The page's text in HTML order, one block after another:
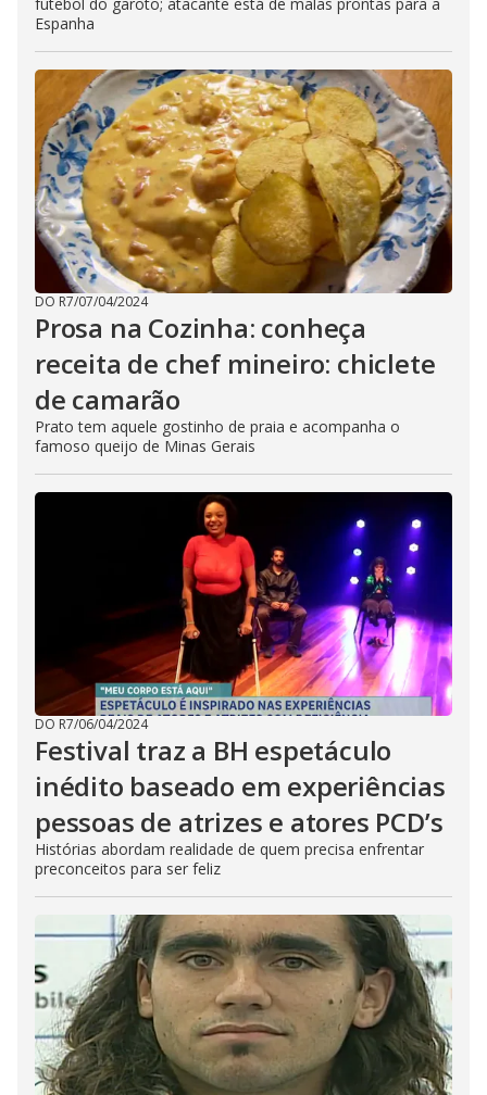
Espanha
DO R7/07/04/2024
Prosa na Cozinha: conheça
receita de chef mineiro: chiclete
de camarão
Prato tem aquele gostinho de praia e acompanha o
famoso queijo de Minas Gerais
DO R7/06/04/2024
Festival traz a BH espetáculo
inédito baseado em experiências
pessoas de atrizes e atores PCD’s
Histórias abordam realidade de quem precisa enfrentar
preconceitos para ser feliz